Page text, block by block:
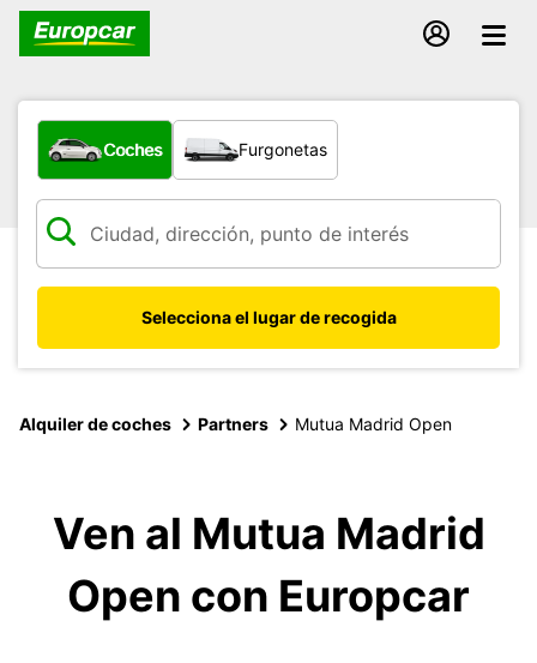
¿Qué tipo de vehículo?
Coches Furgonetas
Selecciona el lugar de recogida
Alquiler de coches Partners Mutua Madrid Open
Ven al Mutua Madrid
Open con Europcar